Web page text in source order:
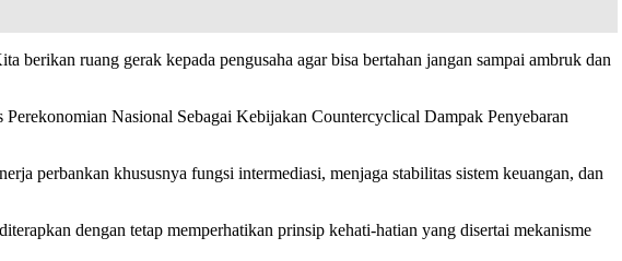
ruang gerak kepada pengusaha agar bisa bertahan jangan sampai ambruk dan
Nasional Sebagai Kebijakan Countercyclical Dampak Penyebaran
perbankan khususnya fungsi intermediasi, menjaga stabilitas sistem keuangan, dan
dengan tetap memperhatikan prinsip kehati-hatian yang disertai mekanisme